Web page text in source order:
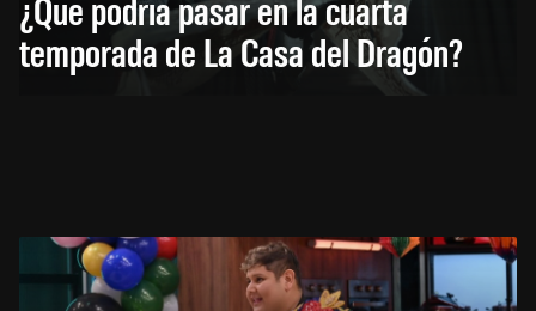
temporada de La Casa del Dragón?